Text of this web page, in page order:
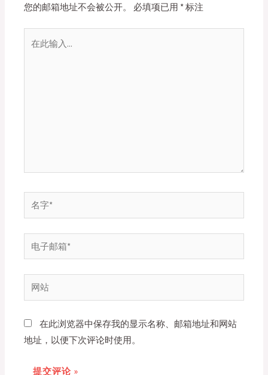
您的邮箱地址不会被公开。 必填项已用 *标注
字
*
子
邮
箱
网
站
在此浏览器中保存我的显示名称、邮箱地址和网站
地址，以便下次评论时使用。